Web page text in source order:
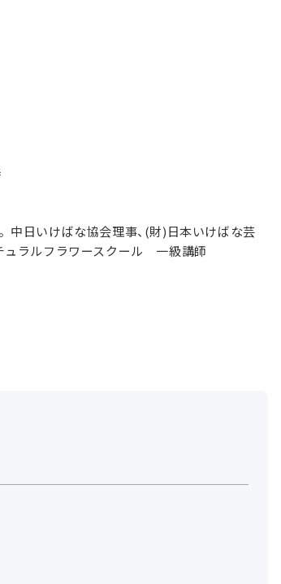
中日いけばな協会理事、(財)日本いけばな芸
ュラルフラワースクール 一級講師